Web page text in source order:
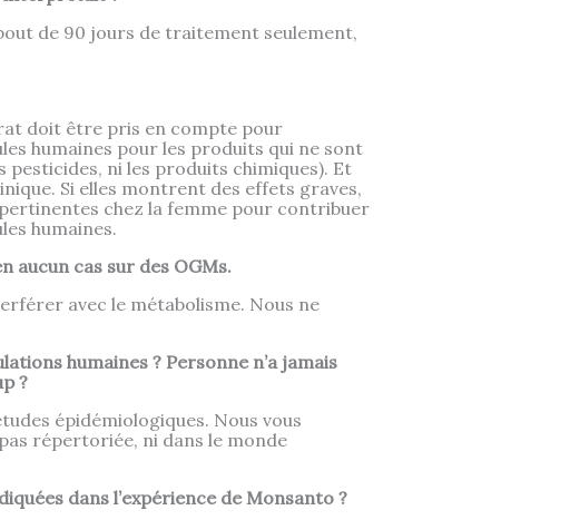
de 90 jours de traitement seulement,
doit être pris en compte pour
humaines pour les produits qui ne sont
pesticides, ni les produits chimiques). Et
Si elles montrent des effets graves,
chez la femme pour contribuer
humaines.
aucun cas sur des OGMs.
avec le métabolisme. Nous ne
humaines ? Personne n’a jamais
?
épidémiologiques. Nous vous
répertoriée, ni dans le monde
dans l’expérience de Monsanto ?